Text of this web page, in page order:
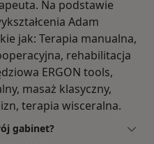
Na podstawie
Adam
jak: Terapia manualna,
rehabilitacja
ERGON tools,
masaż klasyczny,
terapia wisceralna.
gabinet?